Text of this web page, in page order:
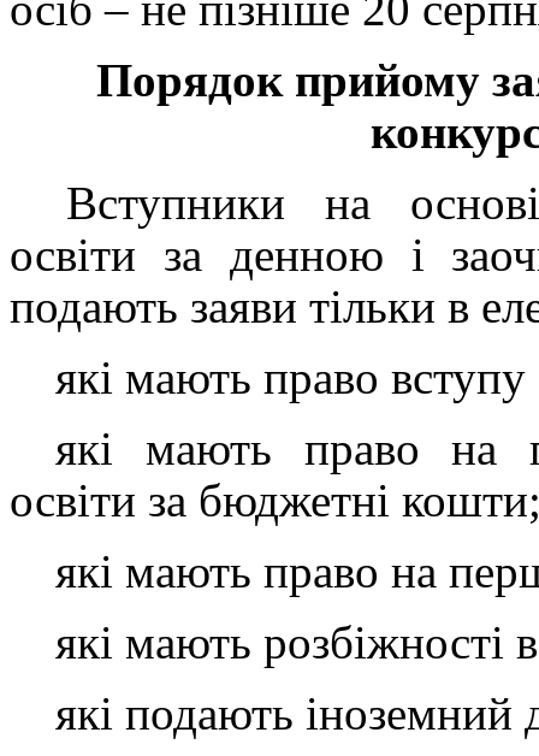
Порядок прийому
Вступники на
освіти за денною і
подають заяви тільки в
які мають право вступу
які мають право на
освіти за бюджетні
які мають право на
які мають розбіжності
які подають іноземний